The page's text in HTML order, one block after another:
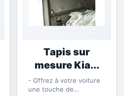
Tapis sur
mesure Kia...
- Offrez à votre voiture
une touche de